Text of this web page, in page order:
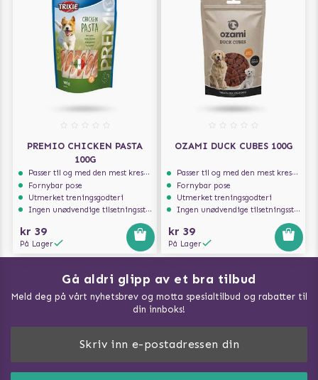
PREMIO CHICKEN PASTA
100G
Passer til og med den mest kresne hunden
Fornybar pose
Utmerket treningsgodteri
Ingen unødvendige tilsetningsstoffer
kr 39
På Lager
OZAMI DUCK CUBES 100G
Passer til og med den mest kresne hunden
Fornybar pose
Utmerket treningsgodteri
Ingen unødvendige tilsetningsstoffer
kr 39
På Lager
Gå aldri glipp av et bra tilbud
Meld deg på vårt nyhetsbrev og motta spesialtilbud og rabatter til
din innboks!
Slik måler du din hund